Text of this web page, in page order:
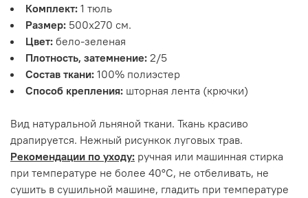
Комплект: 1 тюль
Размер: 500х270 см.
Цвет: бело-зеленая
Плотность, затемнение: 2/5
Состав ткани: 100% полиэстер
Способ крепления: шторная лента (крючки)
Вид натуральной льняной ткани. Ткань красиво
драпируется. Нежный рисункок луговых трав.
Рекомендации по уходу: ручная или машинная стирка
при температуре не более 40°С, не отбеливать, не
сушить в сушильной машине, гладить при температуре